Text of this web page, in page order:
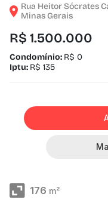
Rua Heitor Sócrates
Minas Gerais
R$ 1.500.000
Condomínio: R$ 0
Iptu: R$ 135
176 m²